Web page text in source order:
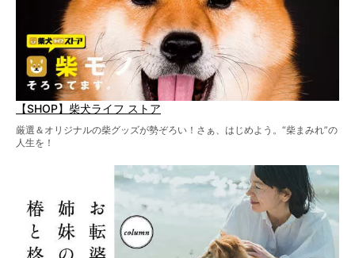
【SHOP】柴犬ライフ ストア
厳選＆オリジナルの柴グッズが勢ぞろい！さぁ、はじめよう。“柴まみれ”の
人生を！